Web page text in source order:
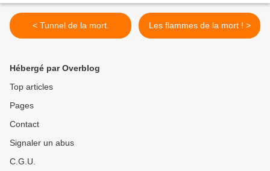
< Tunnel de la mort. Les flammes de la mort ! >
Hébergé par Overblog
Top articles
Pages
Contact
Signaler un abus
C.G.U.